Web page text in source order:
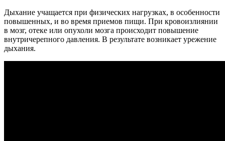
Дыхание учащается при физических нагрузках, в особенности
повышенных, и во время приемов пищи. При кровоизлиянии
в мозг, отеке или опухоли мозга происходит повышение
внутричерепного давления. В результате возникает урежение
дыхания.